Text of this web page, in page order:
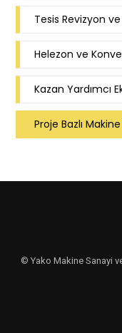
Tesis Revizyon ve
Helezon ve
Kazan Yardımcı
Proje Bazlı
© Yako Makine Sanayi